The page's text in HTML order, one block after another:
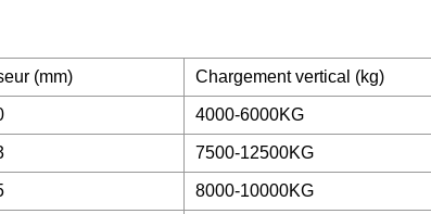
(mm) Chargement vertical (kg)
4000-6000KG
7500-12500KG
8000-10000KG